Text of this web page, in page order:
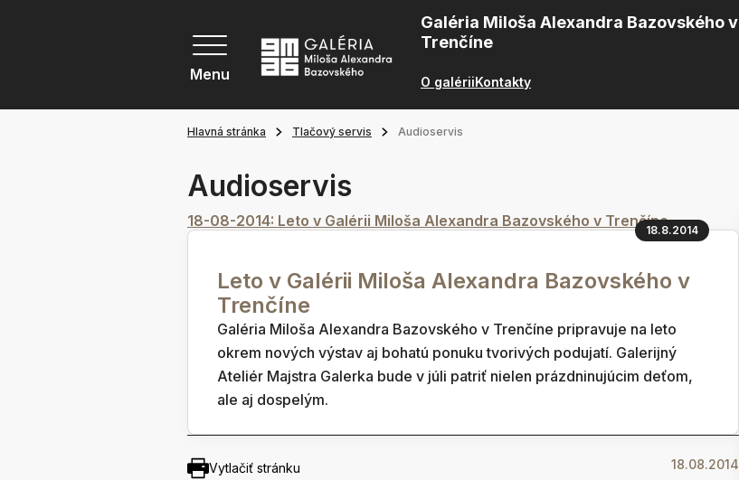
Menu
Galéria Miloša Alexandra Bazovského v
Trenčíne
O galériiKontakty
Hlavná stránka Tlačový servis Audioservis
Audioservis
18-08-2014: Leto v Galérii Miloša Alexandra Bazovského v Trenčíne
18.8.2014
Leto v Galérii Miloša Alexandra Bazovského v
Trenčíne
Galéria Miloša Alexandra Bazovského v Trenčíne pripravuje na leto
okrem nových výstav aj bohatú ponuku tvorivých podujatí. Galerijný
Ateliér Majstra Galerka bude v júli patriť nielen prázdninujúcim deťom,
ale aj dospelým.
Vytlačiť stránku 18.08.2014